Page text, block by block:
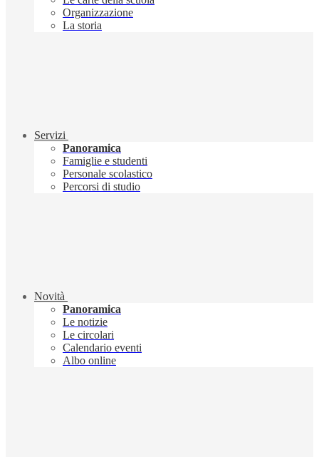
Organizzazione
La storia
Servizi
Panoramica
Famiglie e studenti
Personale scolastico
Percorsi di studio
Novità
Panoramica
Le notizie
Le circolari
Calendario eventi
Albo online